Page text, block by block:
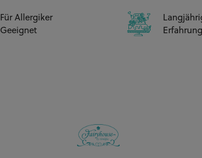
Für Allergiker
Geeignet
Erfahrung